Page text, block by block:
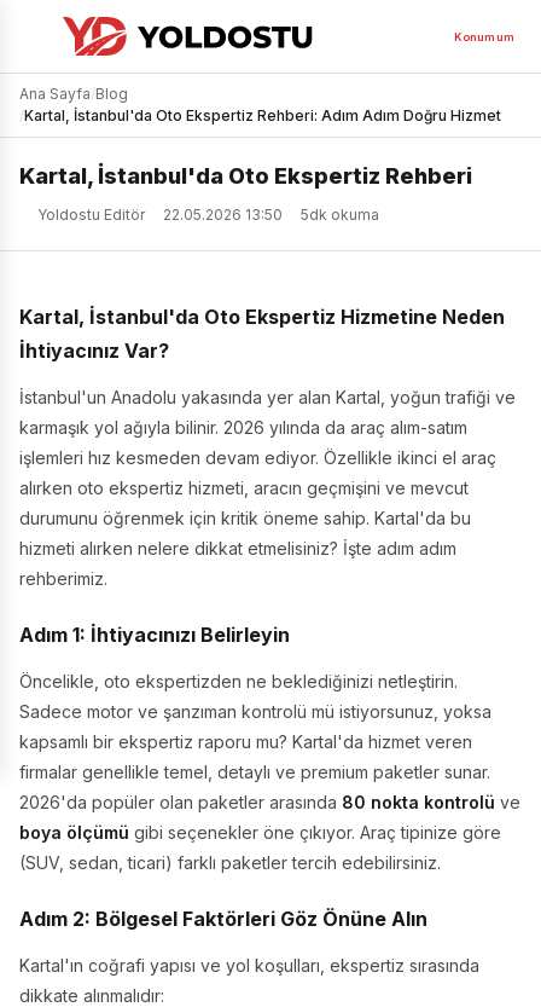
Konumum
Ana Sayfa/Blog
/Kartal, İstanbul'da Oto Ekspertiz Rehberi: Adım Adım Doğru Hizmet
Kartal, İstanbul'da Oto Ekspertiz Rehberi
Yoldostu Editör 22.05.2026 13:50 5dk okuma
Kartal, İstanbul'da Oto Ekspertiz Hizmetine Neden
İhtiyacınız Var?
İstanbul'un Anadolu yakasında yer alan Kartal, yoğun trafiği ve
karmaşık yol ağıyla bilinir. 2026 yılında da araç alım-satım
işlemleri hız kesmeden devam ediyor. Özellikle ikinci el araç
alırken oto ekspertiz hizmeti, aracın geçmişini ve mevcut
durumunu öğrenmek için kritik öneme sahip. Kartal'da bu
hizmeti alırken nelere dikkat etmelisiniz? İşte adım adım
rehberimiz.
Adım 1: İhtiyacınızı Belirleyin
Öncelikle, oto ekspertizden ne beklediğinizi netleştirin.
Sadece motor ve şanzıman kontrolü mü istiyorsunuz, yoksa
kapsamlı bir ekspertiz raporu mu? Kartal'da hizmet veren
firmalar genellikle temel, detaylı ve premium paketler sunar.
2026'da popüler olan paketler arasında 80 nokta kontrolü ve
boya ölçümü gibi seçenekler öne çıkıyor. Araç tipinize göre
(SUV, sedan, ticari) farklı paketler tercih edebilirsiniz.
Adım 2: Bölgesel Faktörleri Göz Önüne Alın
Kartal'ın coğrafi yapısı ve yol koşulları, ekspertiz sırasında
dikkate alınmalıdır: